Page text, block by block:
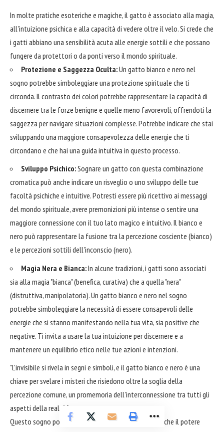
In molte pratiche esoteriche e magiche, il gatto è associato alla magia,
all'intuizione psichica e alla capacità di vedere oltre il velo. Si crede che
i gatti abbiano una sensibilità acuta alle energie sottili e che possano
fungere da protettori o da ponti verso il mondo spirituale.
Protezione e Saggezza Oculta:Un gatto bianco e nero nel
sogno potrebbe simboleggiare una protezione spirituale che ti
circonda. Il contrasto dei colori potrebbe rappresentare la capacità di
discernere tra le forze benigne e quelle meno favorevoli, offrendoti la
saggezza per navigare situazioni complesse. Potrebbe indicare che stai
sviluppando una maggiore consapevolezza delle energie che ti
circondano e che hai una guida intuitiva in questo processo.
Sviluppo Psichico:Sognare un gatto con questa combinazione
cromatica può anche indicare un risveglio o uno sviluppo delle tue
facoltà psichiche e intuitive. Potresti essere più ricettivo ai messaggi
del mondo spirituale, avere premonizioni più intense o sentire una
maggiore connessione con il tuo lato magico e intuitivo. Il bianco e
nero può rappresentare la fusione tra la percezione cosciente (bianco)
e le percezioni sottili dell'inconscio (nero).
Magia Nera e Bianca:In alcune tradizioni, i gatti sono associati
sia alla magia "bianca" (benefica, curativa) che a quella "nera"
(distruttiva, manipolatoria). Un gatto bianco e nero nel sogno
potrebbe simboleggiare la necessità di essere consapevoli delle
energie che si stanno manifestando nella tua vita, sia positive che
negative. Ti invita a usare la tua intuizione per discernere e a
mantenere un equilibrio etico nelle tue azioni e intenzioni.
"L'invisibile si rivela in segni e simboli, e il gatto bianco e nero è una
chiave per svelare i misteri che risiedono oltre la soglia della
percezione comune, un promemoria dell'interconnessione tra tutti gli
aspetti della realtà."
Questo sogno potrebbe anche essere un promemoria che il potere